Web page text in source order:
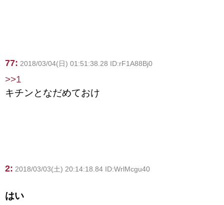
77: 2018/03/04(日) 01:51:38.28 ID:rF1A88Bj0
>>1
キチンとなだめておけ
2: 2018/03/03(土) 20:14:18.84 ID:WrlMcgu40
はい